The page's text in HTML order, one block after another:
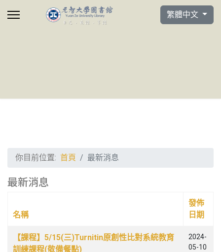
選擇你的語言
繁體中文
你目前位置: 首頁 最新消息
最新消息
文章列表
名稱
發佈
日期
【課程】5/15(三)Turnitin原創性比對系統教育
訓練課程(敬備餐點)
2024-
05-10